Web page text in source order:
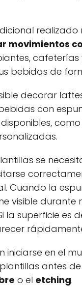
realizado
movimientos
bebidas de
decorar
con
se
Cuando la
visible
la superficie es
iniciarse en el
antes
o el etching.